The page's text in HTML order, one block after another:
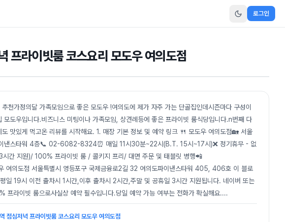
로그인
프라이빗룸 코스요리 모도우 여의도점
천가정의달 가족모임으로 좋은 모도우 !여의도에 제가 자주 가는 단골집인데시즌마다 구성이
모도우입니다.비즈니스 미팅이나 가족모임, 상견례등에 좋은 프라이빗 룸식당입니다.n번째 다
맛있게 먹고온 리뷰를 시작해요. 1. 매장 기본 정보 및 예약 링크 🍴 모도우 여의도점🏡 서울
낸스타워 4층📞 02-6082-8324⏰ 매일 11시30분~22시(B.T. 15시~17시)❌ 정기휴무 - 없
간 지원)/ 100% 프라이빗 룸 / 콜키지 프리/ 대면 주문 및 태블릿 병행📲
의도점 서울특별시 영등포구 국제금융로2길 32 여의도파이낸스타워 405, 406호 이 블로
일 19시 이전 출차시 1시간,이후 출차시 2시간,주말 및 공휴일 3시간 지원됩니다. 네이버 또는
프라이빗 룸으로사실상 예약 필수입니다.당일 예약 가능 여부는 전화가 확실해요....
점심저녁 프라이빗룸 코스요리 모도우 여의도점